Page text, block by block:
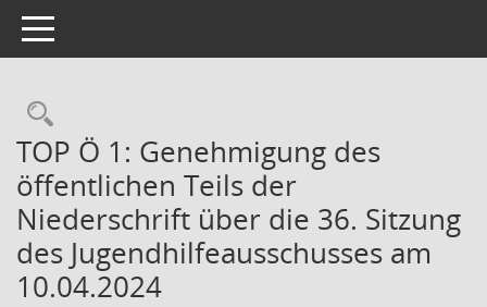
Toggle navigation
Rechercheauswahl
TOP Ö 1: Genehmigung des
öffentlichen Teils der
Niederschrift über die 36. Sitzung
des Jugendhilfeausschusses am
10.04.2024